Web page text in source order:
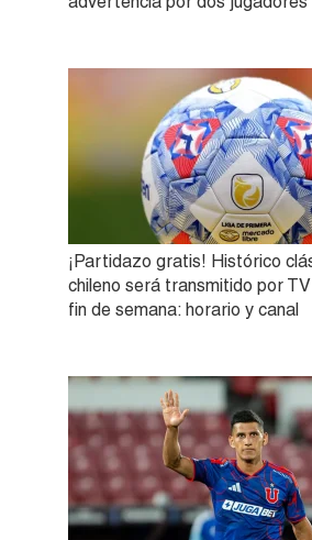
¡Partidazo gratis! Histórico
chileno será transmitido por
fin de semana: horario y canal